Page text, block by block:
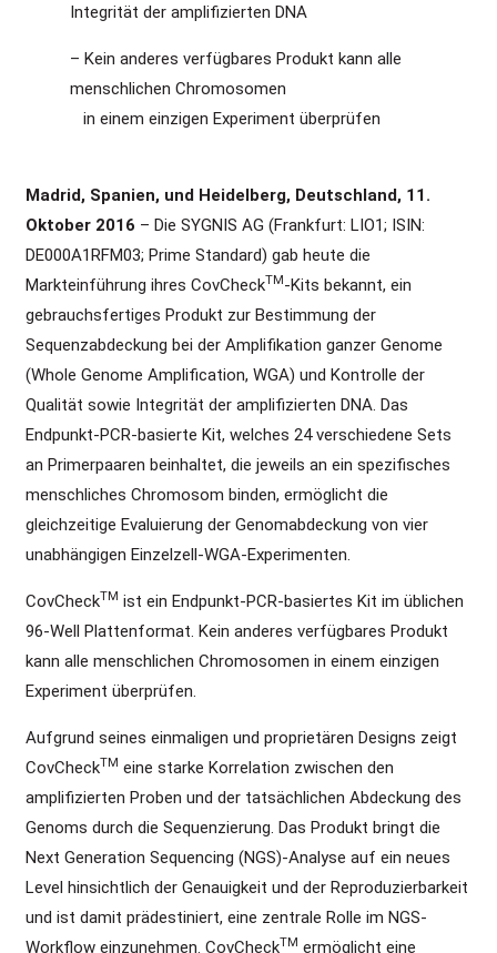
Integrität der amplifizierten DNA
– Kein anderes verfügbares Produkt kann alle
menschlichen Chromosomen
in einem einzigen Experiment überprüfen
Madrid, Spanien, und Heidelberg, Deutschland, 11.
Oktober 2016 – Die SYGNIS AG (Frankfurt: LIO1; ISIN:
DE000A1RFM03; Prime Standard) gab heute die
Markteinführung ihres CovCheckTM -Kits bekannt, ein
gebrauchsfertiges Produkt zur Bestimmung der
Sequenzabdeckung bei der Amplifikation ganzer Genome
(Whole Genome Amplification, WGA) und Kontrolle der
Qualität sowie Integrität der amplifizierten DNA. Das
Endpunkt-PCR-basierte Kit, welches 24 verschiedene Sets
an Primerpaaren beinhaltet, die jeweils an ein spezifisches
menschliches Chromosom binden, ermöglicht die
gleichzeitige Evaluierung der Genomabdeckung von vier
unabhängigen Einzelzell-WGA-Experimenten.
CovCheckTM ist ein Endpunkt-PCR-basiertes Kit im üblichen
96-Well Plattenformat. Kein anderes verfügbares Produkt
kann alle menschlichen Chromosomen in einem einzigen
Experiment überprüfen.
Aufgrund seines einmaligen und proprietären Designs zeigt
CovCheckTM eine starke Korrelation zwischen den
amplifizierten Proben und der tatsächlichen Abdeckung des
Genoms durch die Sequenzierung. Das Produkt bringt die
Next Generation Sequencing (NGS)-Analyse auf ein neues
Level hinsichtlich der Genauigkeit und der Reproduzierbarkeit
und ist damit prädestiniert, eine zentrale Rolle im NGS-
Workflow einzunehmen. CovCheckTM ermöglicht eine